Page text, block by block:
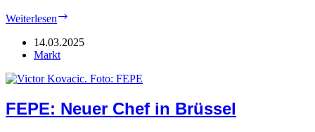
Weiterlesen
übernimmt
14.03.2025
Markt
FEPE: Neuer Chef in Brüssel